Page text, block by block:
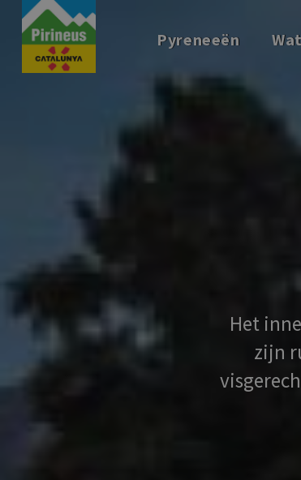
Overslaan
naar
Pyreneeën
Het
zijn